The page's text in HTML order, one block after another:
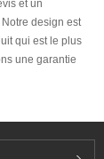
et un
design est
qui est le plus
une garantie